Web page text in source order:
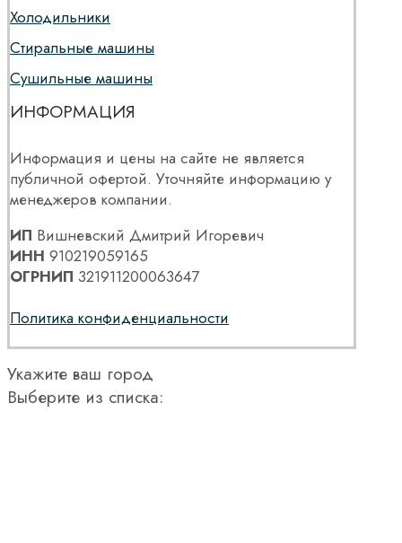
Холодильники
Стиральные машины
Сушильные машины
ИНФОРМАЦИЯ
Информация и цены на сайте не является
публичной офертой. Уточняйте информацию у
менеджеров компании.
ИП Вишневский Дмитрий Игоревич
ИНН 910219059165
ОГРНИП 321911200063647
Политика конфиденциальности
Укажите ваш город
Выберите из списка: